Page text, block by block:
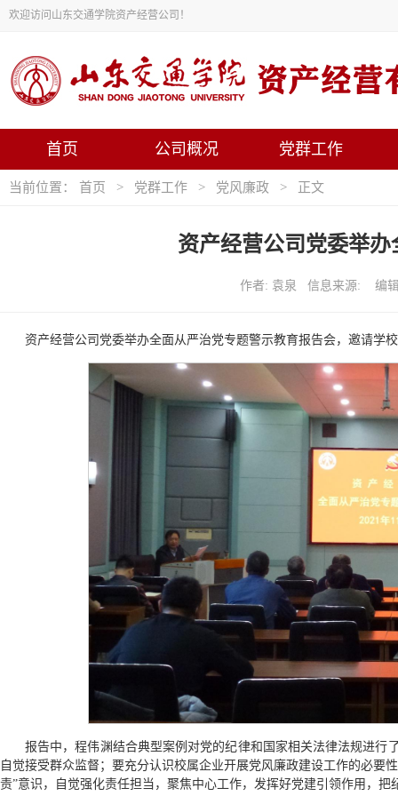
欢迎访问山东交通学院资产经营公司！
首页 公司概况 党群工作
当前位置： 首页 > 党群工作 > 党风廉政 > 正文
资产经营公司党委举
作者: 袁泉 信息来源: 编辑
资产经营公司党委举办全面从严治党专题警示教育报告会，邀请学
报告中，程伟渊结合典型案例对党的纪律和国家相关法律法规进
自觉接受群众监督；要充分认识校属企业开展党风廉政建设工作的必要
责”意识，自觉强化责任担当，聚焦中心工作，发挥好党建引领作用，